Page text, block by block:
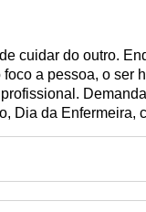
cuidar do outro.
a pessoa, o ser
Dia da Enfermeira,